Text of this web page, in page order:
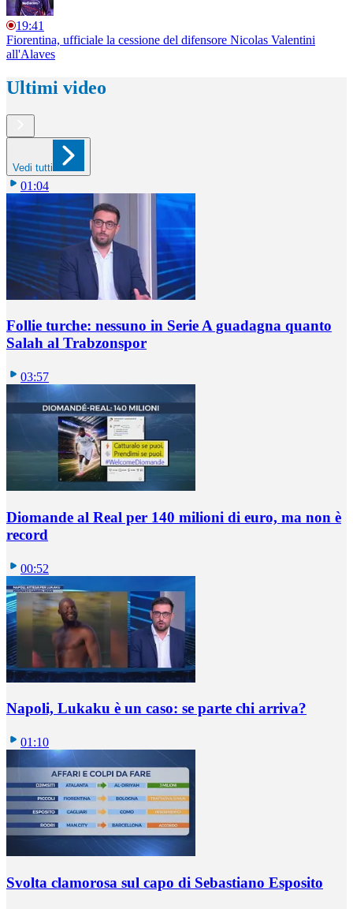
19:41
Fiorentina, ufficiale la cessione del difensore Nicolas Valentini
all'Alaves
Ultimi video
Vedi tutti
01:04
Follie turche: nessuno in Serie A guadagna quanto
Salah al Trabzonspor
03:57
Diomande al Real per 140 milioni di euro, ma non è
record
00:52
Napoli, Lukaku è un caso: se parte chi arriva?
01:10
Svolta clamorosa sul capo di Sebastiano Esposito